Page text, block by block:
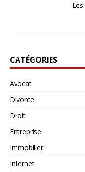
Les
CATÉGORIES
Avocat
Divorce
Droit
Entreprise
Immobilier
Internet